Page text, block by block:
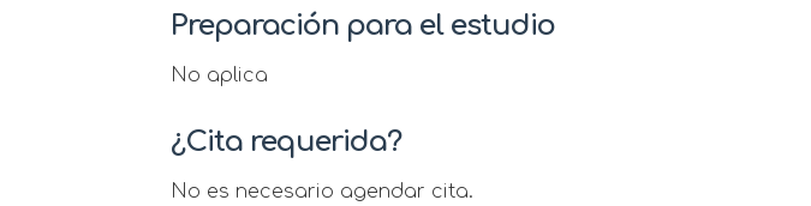
Preparación para el estudio
No aplica
¿Cita requerida?
No es necesario agendar cita.